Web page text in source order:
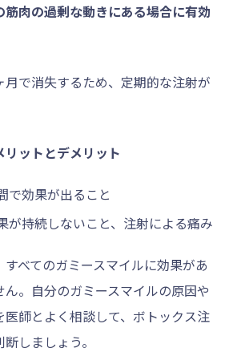
肉の過剰な動きにある場合に有効
月で消失するため、定期的な注射が
ットとデメリット
で効果が出ること
が持続しないこと、注射による痛み
べてのガミースマイルに効果があ
。自分のガミースマイルの原因や
師とよく相談して、ボトックス注
しましょう。